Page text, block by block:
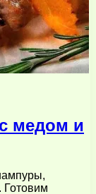
медом и
Готовим